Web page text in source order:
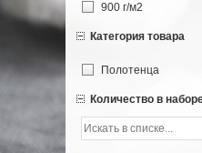
900 г/м2
Категория товара
Полотенца
Количество в